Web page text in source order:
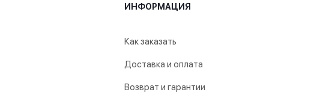
ИНФОРМАЦИЯ
Как заказать
Доставка и оплата
Возврат и гарантии